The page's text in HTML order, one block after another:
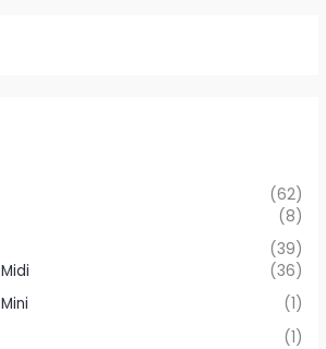
(62)
(8)
(39)
(36)
(1)
(1)